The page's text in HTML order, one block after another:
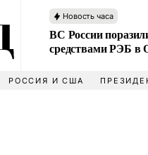
Новость часа
ВС России
средствами РЭБ в
РОССИЯ И США